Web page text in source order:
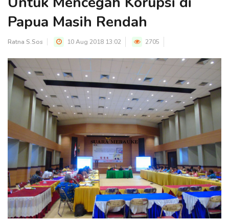
Papua Masih Rendah
Ratna S.Sos 10 Aug 2018 13:02 2705